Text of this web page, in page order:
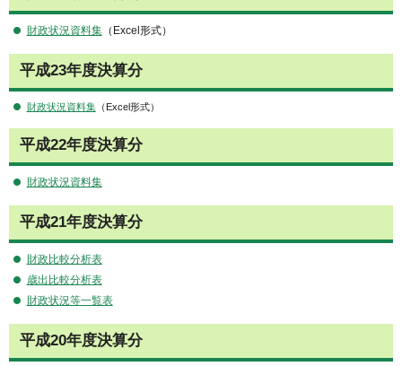
財政状況資料集（Excel形式）
平成23年度決算分
財政状況資料集（Excel形式）
平成22年度決算分
財政状況資料集
平成21年度決算分
財政比較分析表
歳出比較分析表
財政状況等一覧表
平成20年度決算分